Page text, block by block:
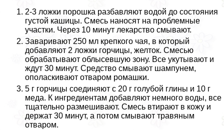
2-3 ложки порошка разбавляют водой до состояния
густой кашицы. Смесь наносят на проблемные
участки. Через 10 минут лекарство смывают.
Заваривают 250 мл крепкого чая, в который
добавляют 2 ложки горчицы, желток. Смесью
обpaбатывают облысевшую зону. Все укутывают и
ждут 30 минут. Средство смывают шампунем,
ополаскивают отваром ромашки.
5 г горчицы соединяют с 20 г гoлyбой глины и 10 г
меда. К ингредиентам добавляют немного воды, все
тщательно размешивают. Смесь втирают в кожу и
держат 30 минут, а потом смывают травяным
отваром.